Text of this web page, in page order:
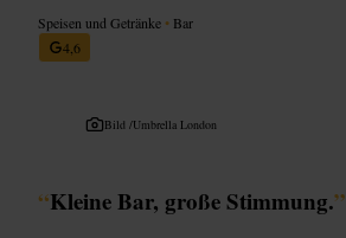
Speisen und Getränke • Bar
4,6
Bild /Umbrella London
“Kleine Bar, große Stimmung.”